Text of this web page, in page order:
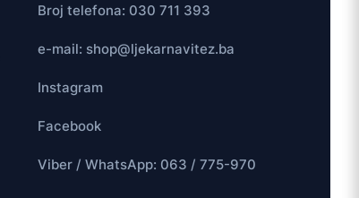
Broj telefona: 030 711 393
e-mail: shop@ljekarnavitez.ba
Instagram
Facebook
Viber / WhatsApp: 063 / 775-970